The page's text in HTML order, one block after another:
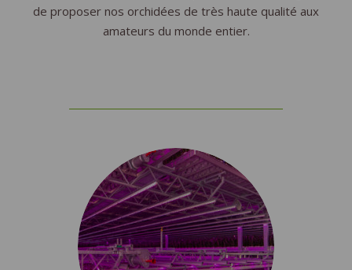
de proposer nos orchidées de très haute qualité aux
amateurs du monde entier.